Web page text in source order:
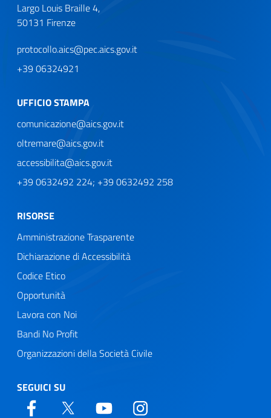
Largo Louis Braille 4,
50131 Firenze
protocollo.aics@pec.aics.gov.it
+39 06324921
UFFICIO STAMPA
comunicazione@aics.gov.it
oltremare@aics.gov.it
accessibilita@aics.gov.it
+39 0632492 224; +39 0632492 258
RISORSE
Amministrazione Trasparente
Dichiarazione di Accessibilità
Codice Etico
Opportunità
Lavora con Noi
Bandi No Profit
Organizzazioni della Società Civile
SEGUICI SU